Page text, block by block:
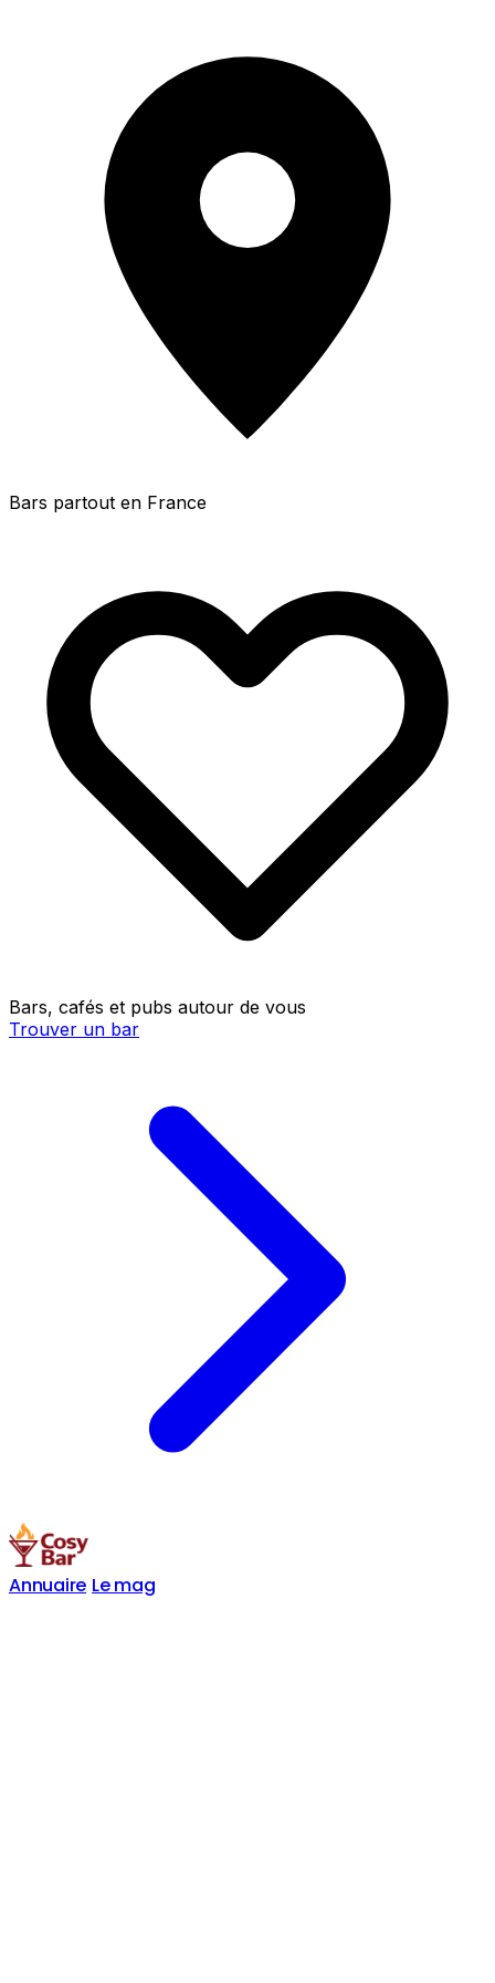
Bars partout en France
Bars, cafés et pubs autour de vous
Trouver un bar
Annuaire Le mag